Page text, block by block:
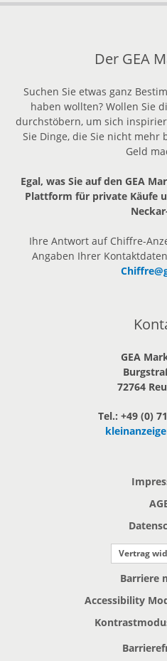
Der GEA
Suchen Sie etwas ganz
haben wollten? Wollen Sie
durchstöbern, um sich
Sie Dinge, die Sie nicht mehr
Geld
Egal, was Sie auf den GEA
Plattform für private Käufe
Ihre Antwort auf Chiffre-
Angaben Ihrer
GEA
72764
Tel.: +49 (0)
Vertrag
Barriere
Accessibility